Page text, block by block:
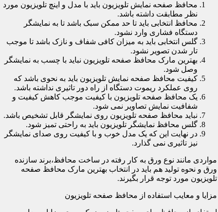
محافظ صفحه نمایش تلویزیون باید با مدل و اینچ تلویزیون مورد
نظر مطابقت داشته باشد.
محافظ انتخابی باید تا حد ممکن سبک باشد تا به نمایشگر
دستگاه فشاری وارد نشود.
گلس انتخابی باید به میزان کافی شفاف و نازک باشد تا موجب
تار شدن تصویر نشود.
بهترین مارک محافظ صفحه تلویزیون نباید با چسب به نمایشگر
وصل شود.
کیفیت محافظ صفحه نمایش تلویزیون باید به نحوی باشد که
روی عملکرد ریموت دستگاه از راه دور تاثیری نداشته باشد.
یک محافظ صفحه تلویزیون با کیفیت موجب کاهش کیفیت و
شفافیت نمایش تصاویر نمی شود.
نباید محافظ صفحه تلویزیون روی نمایشگر قابل تشخیص باشد.
گلس محافظ نمایشگر تلویزیون باید به راحتی تمیز شود.
در نهایت این که یک مدل خوب و با کیفیت روی صدای نمایشگر
نیز تاثیری نمی گذارد.
مواردی مانند نوع ورق به کار رفته در ساخت محافظ،برند سازنده
ورق و نحوه تولید هم باید در انتخاب بهترین مارک محافظ صفحه
تلویزیون مورد توجه قرار بگیرند.
مزایا و معایب استفاده از محافظ صفحه تلویزیون